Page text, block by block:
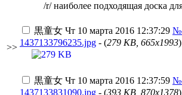
/r/ наиболее подходящая доска
>>
黒童女 Чт 10 марта 2016 12:37:29
1437133796235.jpg - (279 KB, 665x1993)
黒童女 Чт 10 марта 2016 12:37:59
1437133831090.jpg - (393 KB, 870x1378)